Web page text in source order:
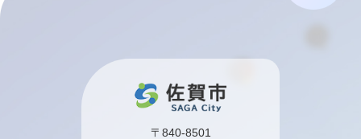
〒840-8501